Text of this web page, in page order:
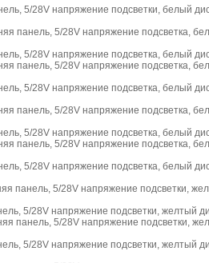
5/28V напряжение подсветки, белый
панель, 5/28V напряжение подсветка,
5/28V напряжение подсветка, белый
панель, 5/28V напряжение подсветка,
5/28V напряжение подсветка, белый
панель, 5/28V напряжение подсветка,
5/28V напряжение подсветка, белый
панель, 5/28V напряжение подсветка,
5/28V напряжение подсветка, белый
панель, 5/28V напряжение подсветки,
5/28V напряжение подсветки, желтый
панель, 5/28V напряжение подсветки,
5/28V напряжение подсветки, желтый